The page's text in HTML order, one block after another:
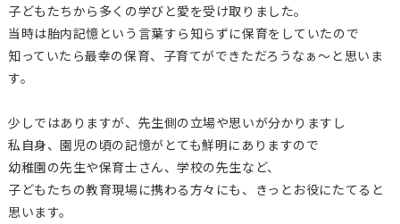
子どもたちから多くの学びと愛を受け取りました。
当時は胎内記憶という言葉すら知らずに保育をしていたので
知っていたら最幸の保育、子育てができただろうなぁ～と思いま
す。
少しではありますが、先生側の立場や思いが分かりますし
私自身、園児の頃の記憶がとても鮮明にありますので
幼稚園の先生や保育士さん、学校の先生など、
子どもたちの教育現場に携わる方々にも、きっとお役にたてると
思います。